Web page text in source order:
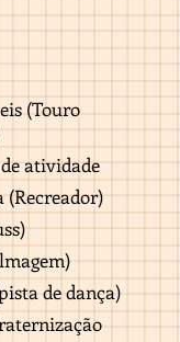
(Touro
atividade
(Recreador)
de dança)